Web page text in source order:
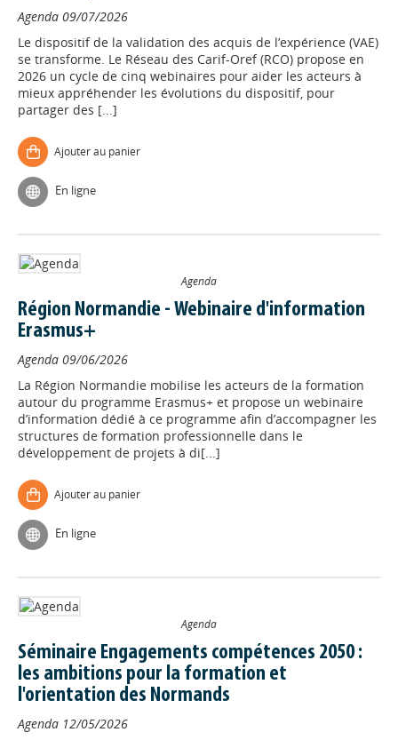
Agenda 09/07/2026
Le dispositif de la validation des acquis de l’expérience (VAE)
se transforme. Le Réseau des Carif-Oref (RCO) propose en
2026 un cycle de cinq webinaires pour aider les acteurs à
mieux appréhender les évolutions du dispositif, pour
partager des [...]
Ajouter au panier
En ligne
Agenda
Région Normandie - Webinaire d'information
Erasmus+
Agenda 09/06/2026
La Région Normandie mobilise les acteurs de la formation
autour du programme Erasmus+ et propose un webinaire
d’information dédié à ce programme afin d’accompagner les
structures de formation professionnelle dans le
développement de projets à di[...]
Ajouter au panier
En ligne
Agenda
Séminaire Engagements compétences 2050 :
les ambitions pour la formation et
l'orientation des Normands
Agenda 12/05/2026